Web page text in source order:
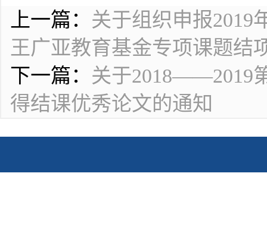
上一篇： 关于组织申报2019
王广亚教育基金专项课题结
下一篇： 关于2018——2019
得结课优秀论文的通知